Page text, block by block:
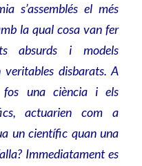
s’assemblés el més
la qual cosa van fer
absurds i models
disbarats. A
fos una ciència i els
actuarien com a
un científic quan una
Immediatament es